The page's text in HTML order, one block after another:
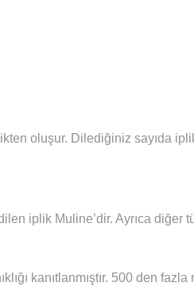
oluşur. Dilediğiniz sayıda
iplik Muline’dir. Ayrıca
kanıtlanmıştır. 500 den